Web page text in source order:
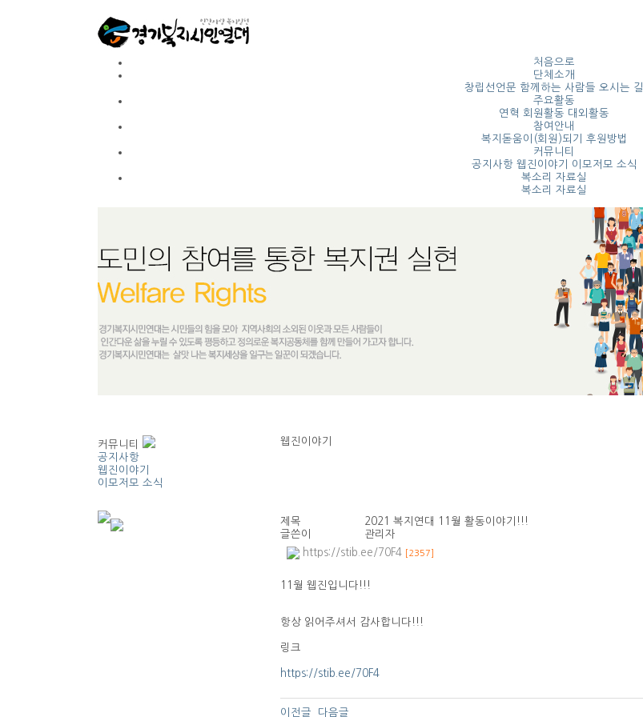
처음으로
단체소개
창립선언문 함께하는 사람들 오시는 길
주요활동
연혁 회원활동 대외활동
참여안내
복지돋움이(회원)되기 후원방법
커뮤니티
공지사항 웹진이야기
이모저모 소식
복소리 자료실
복소리 자료실
커뮤니티
공지사항
웹진이야기
이모저모 소식
웹진이야기
제목 2021 복지연대 11월 활동이야기!!!
글쓴이
관리자
https://stib.ee/70F4
[2357]
11월 웹진입니다!!!
항상 읽어주셔서 감사합니다!!!
링크
https://stib.ee/70F4
이전글 다음글